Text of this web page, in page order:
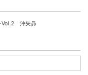
Vol.2 沖矢昴